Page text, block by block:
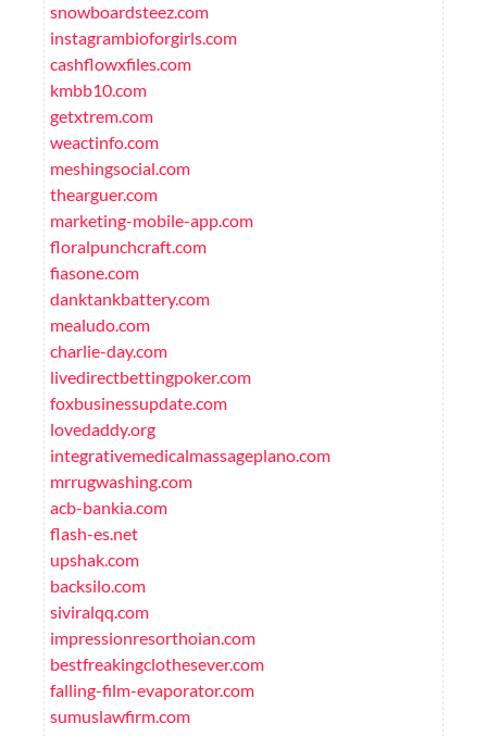
snowboardsteez.com
instagrambioforgirls.com
cashflowxfiles.com
kmbb10.com
getxtrem.com
weactinfo.com
meshingsocial.com
thearguer.com
marketing-mobile-app.com
floralpunchcraft.com
fiasone.com
danktankbattery.com
mealudo.com
charlie-day.com
livedirectbettingpoker.com
foxbusinessupdate.com
lovedaddy.org
integrativemedicalmassageplano.com
mrrugwashing.com
acb-bankia.com
flash-es.net
upshak.com
backsilo.com
siviralqq.com
impressionresorthoian.com
bestfreakingclothesever.com
falling-film-evaporator.com
sumuslawfirm.com